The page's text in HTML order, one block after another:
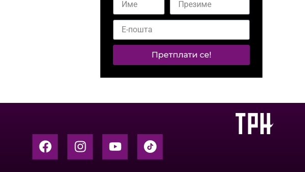
Претплати се!